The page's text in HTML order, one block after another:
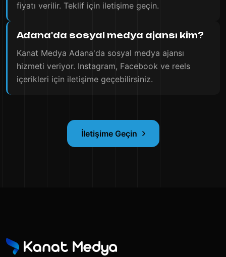
fiyatı verilir. Teklif için iletişime geçin.
Adana'da sosyal medya ajansı kim?
Kanat Medya Adana'da sosyal medya ajansı
hizmeti veriyor. Instagram, Facebook ve reels
içerikleri için iletişime geçebilirsiniz.
İletişime Geçin